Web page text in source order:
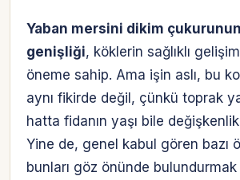
Yaban mersini dikim
genişliği, köklerin sağlıklı
öneme sahip. Ama işin aslı, bu
aynı fikirde değil, çünkü toprak
hatta fidanın yaşı bile
Yine de, genel kabul gören bazı
bunları göz önünde bulundurmak